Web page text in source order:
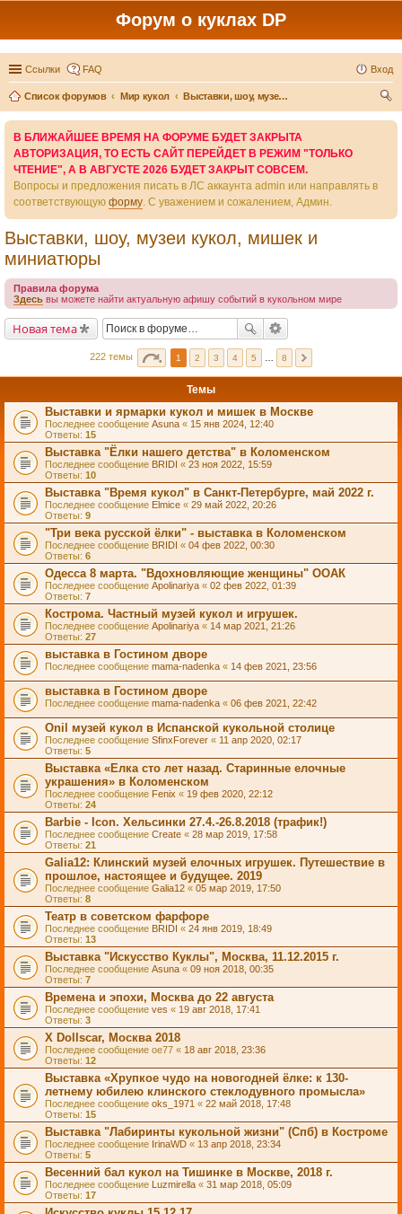
Форум о куклах DP
Ссылки FAQ Вход
Список форумов Мир кукол
Выставки, шоу, музеи кукол, мишек и миниатюры
В БЛИЖАЙШЕЕ ВРЕМЯ НА ФОРУМЕ БУДЕТ ЗАКРЫТА
АВТОРИЗАЦИЯ, ТО ЕСТЬ САЙТ ПЕРЕЙДЕТ В РЕЖИМ "ТОЛЬКО
ЧТЕНИЕ", А В АВГУСТЕ 2026 БУДЕТ ЗАКРЫТ СОВСЕМ.
Вопросы и предложения писать в ЛС аккаунта admin или направлять в
соответствующую форму. С уважением и сожалением, Админ.
Выставки, шоу, музеи кукол, мишек и
миниатюры
Правила форума
Здесь вы можете найти актуальную афишу событий в кукольном мире
Новая тема
222 темы 1 2 3 4 5 8
Темы
Выставки и ярмарки кукол и мишек в Москве
Последнее сообщение Asuna « 15 янв 2024, 12:40
Ответы: 15
Выставка "Ёлки нашего детства" в Коломенском
Последнее сообщение BRIDI « 23 ноя 2022, 15:59
Ответы: 10
Выставка "Время кукол" в Санкт-Петербурге, май 2022 г.
Последнее сообщение Elmice « 29 май 2022, 20:26
Ответы: 9
"Три века русской ёлки" - выставка в Коломенском
Последнее сообщение BRIDI « 04 фев 2022, 00:30
Ответы: 6
Одесса 8 марта. "Вдохновляющие женщины" ООАК
Последнее сообщение Apolinariya « 02 фев 2022, 01:39
Ответы: 7
Кострома. Частный музей кукол и игрушек.
Последнее сообщение Apolinariya « 14 мар 2021, 21:26
Ответы: 27
выставка в Гостином дворе
Последнее сообщение mama-nadenka « 14 фев 2021, 23:56
выставка в Гостином дворе
Последнее сообщение mama-nadenka « 06 фев 2021, 22:42
Onil музей кукол в Испанской кукольной столице
Последнее сообщение SfinxForever « 11 апр 2020, 02:17
Ответы: 5
Выставка «Елка сто лет назад. Старинные елочные
украшения» в Коломенском
Последнее сообщение Fenix « 19 фев 2020, 22:12
Ответы: 24
Barbie - Icon. Хельсинки 27.4.-26.8.2018 (трафик!)
Последнее сообщение Create « 28 мар 2019, 17:58
Ответы: 21
Galia12: Клинский музей елочных игрушек. Путешествие в
прошлое, настоящее и будущее. 2019
Последнее сообщение Galia12 « 05 мар 2019, 17:50
Ответы: 8
Театр в советском фарфоре
Последнее сообщение BRIDI « 24 янв 2019, 18:49
Ответы: 13
Выставка "Искусство Куклы", Москва, 11.12.2015 г.
Последнее сообщение Asuna « 09 ноя 2018, 00:35
Ответы: 7
Времена и эпохи, Москва до 22 августа
Последнее сообщение ves « 19 авг 2018, 17:41
Ответы: 3
X Dollscar, Москва 2018
Последнее сообщение oe77 « 18 авг 2018, 23:36
Ответы: 12
Выставка «Хрупкое чудо на новогодней ёлке: к 130-
летнему юбилею клинского стеклодувного промысла»
Последнее сообщение oks_1971 « 22 май 2018, 17:48
Ответы: 15
Выставка "Лабиринты кукольной жизни" (Спб) в Костроме
Последнее сообщение IrinaWD « 13 апр 2018, 23:34
Ответы: 5
Весенний бал кукол на Тишинке в Москве, 2018 г.
Последнее сообщение Luzmirella « 31 мар 2018, 05:09
Ответы: 17